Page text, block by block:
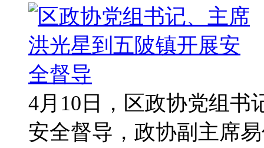
4月10日，区政协党组书
安全督导，政协副主席